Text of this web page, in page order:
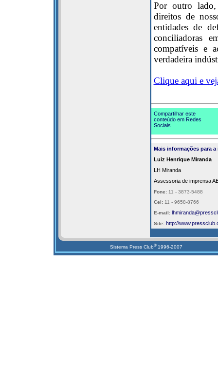
Por outro lado,
direitos de
entidades de
conciliadoras
compatíveis e
verdadeira
Clique aqui e
Compartilhar este
conteúdo em Redes
Sociais
Mais informações para a
Luiz Henrique Miranda
LH Miranda
Assessoria de imprensa
Fone: 11 - 3873-5488
Cel:11 - 9658-8766
E-mail:
Site: http://
Sistema Press Club® 1996-2007